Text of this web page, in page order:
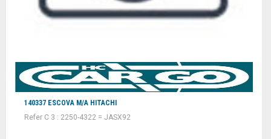
140337 ESCOVA M/A HITACHI
Refer C 3 : 2250-4322 = JASX92